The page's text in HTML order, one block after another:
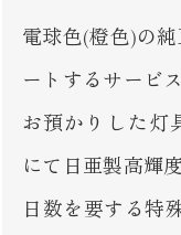
電球色(橙色)の
ートするサービス
お預かりした灯
にて日亜製高輝
日数を要する特